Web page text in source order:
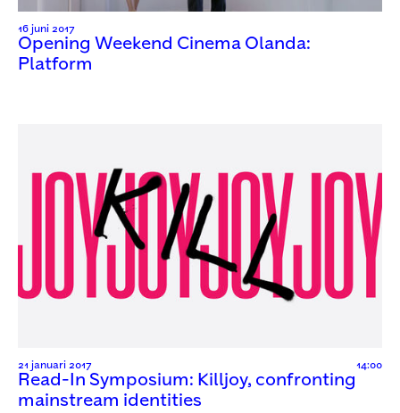
16 juni 2017
Opening Weekend Cinema Olanda:
Platform
21 januari 2017 14:00
Read-In Symposium: Killjoy, confronting
mainstream identities